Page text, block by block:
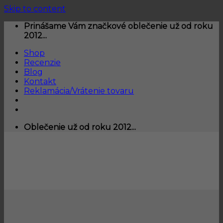
Skip to content
Prinášame Vám značkové oblečenie už od roku
2012...
Shop
Recenzie
Blog
Kontakt
Reklamácia/Vrátenie tovaru
Oblečenie už od roku 2012...